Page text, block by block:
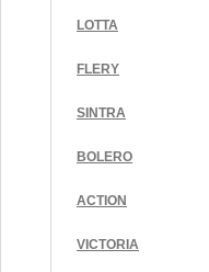
LOTTA
FLERY
SINTRA
BOLERO
ACTION
VICTORIA